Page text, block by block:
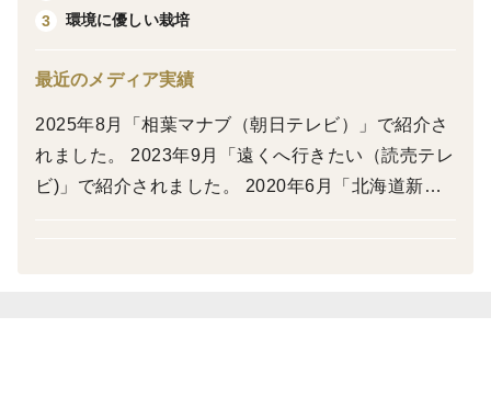
そして富良野ならではの朝夕の寒暖差が、グッと糖度を
真っ赤な果肉のマイティーは、何よりシャリ感が抜群で
す。そして勿論、ジューシーで甘さたっぷり🍉 この暑
い夏に、がツンと冷やしてほおばる喜びは、何ものにも
3
環境に優しい栽培
最近のメディア実績
2025年8月「相葉マナブ（朝日テレビ）」で紹介さ
れました。 2023年9月「遠くへ行きたい（読売テレ
ビ)」で紹介されました。 2020年6月「北海道新